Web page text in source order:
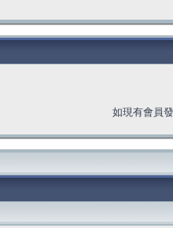
如現有會員